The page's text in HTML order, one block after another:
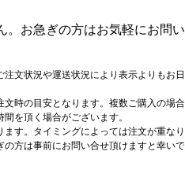
。お急ぎの方はお気軽にお問い
注文状況や運送状況により表示よりもお日
文時の目安となります。複数ご購入の場合
を頂く場合がございます。
す。タイミングによっては注文が重なり
方は事前にお問い合せ頂けますと幸いで